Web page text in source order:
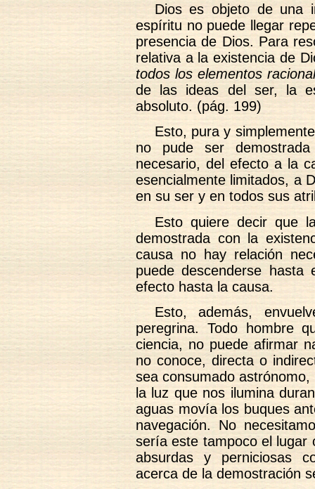
Dios es objeto de una
espíritu no puede llegar
presencia de Dios. Para
relativa a la existencia de
todos los elementos
de las ideas del ser, la
absoluto. (pág. 199)
Esto, pura y
no pude ser
necesario, del efecto a la
esencialmente limitados, a
en su ser y en todos sus
Esto quiere decir que
demostrada con la
causa no hay relación
puede descenderse
efecto hasta la causa.
Esto, además,
peregrina. Todo hombre
ciencia, no puede afirmar
no conoce, directa o
sea consumado
la luz que nos ilumina
aguas movía los buques
navegación. No
sería este tampoco el lugar
absurdas y perniciosas
acerca de la demostración